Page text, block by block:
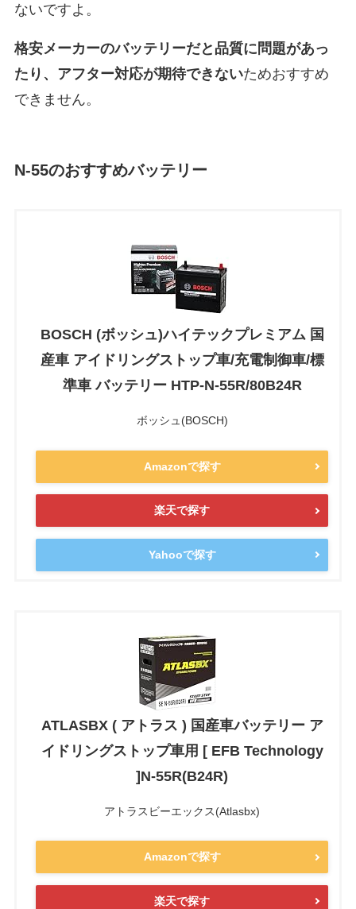
ないですよ。
格安メーカーのバッテリーだと 品質に問題があっ
たり、アフター対応が期待できないためおすすめ
できません。
N-55のおすすめバッテリー
BOSCH (ボッシュ)ハイテックプレミアム 国
産車 アイドリングストップ車/充電制御車/標
準車 バッテリー HTP-N-55R/80B24R
ボッシュ(BOSCH)
Amazonで探す
楽天で探す
Yahooで探す
ATLASBX ( アトラス ) 国産車バッテリー ア
イドリングストップ車用 [ EFB Technology
]N-55R(B24R)
アトラスビーエックス(Atlasbx)
Amazonで探す
楽天で探す